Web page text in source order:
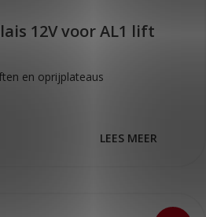
12V voor AL1 lift
en oprijplateaus
LEES MEER